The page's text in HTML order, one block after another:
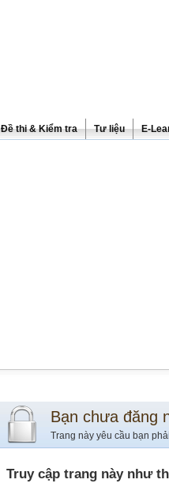
Đề thi & Kiểm tra Tư liệu E-
Bạn chưa đăng
Trang này yêu cầu bạn
Truy cập trang này như